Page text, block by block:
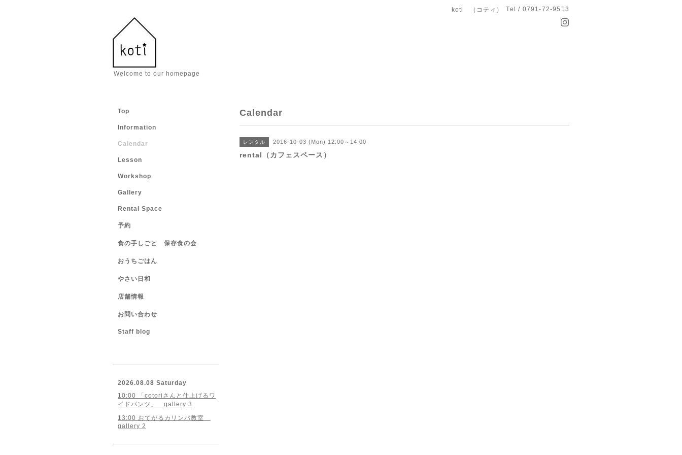
koti （コティ） Tel / 0791-72-9513
Welcome to our homepage
Calendar
レンタル 2016-10-03 (Mon) 12:00～14:00
rental（カフェスペース）
Top
Information
Calendar
Lesson
Workshop
Gallery
Rental Space
予約
食の手しごと 保存食の会
おうちごはん
やさい日和
店舗情報
お問い合わせ
Staff blog
2026.08.08 Saturday
10:00 「cotoriさんと仕上げるワ
イドパンツ」 gallery 3
13:00 おてがるカリンバ教室
gallery 2